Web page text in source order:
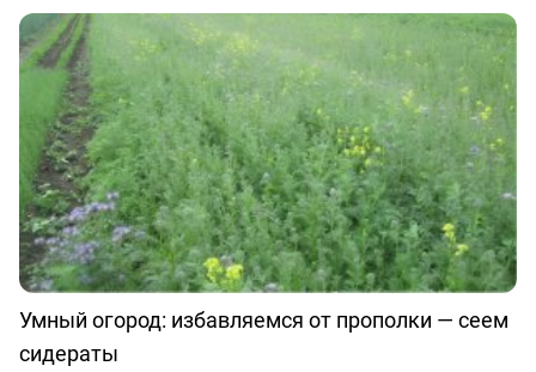
Умный огород: избавляемся от прополки — сеем
сидераты